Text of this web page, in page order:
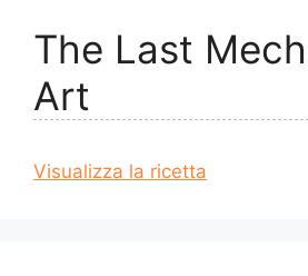
The Last
Art
Visualizza la ricetta